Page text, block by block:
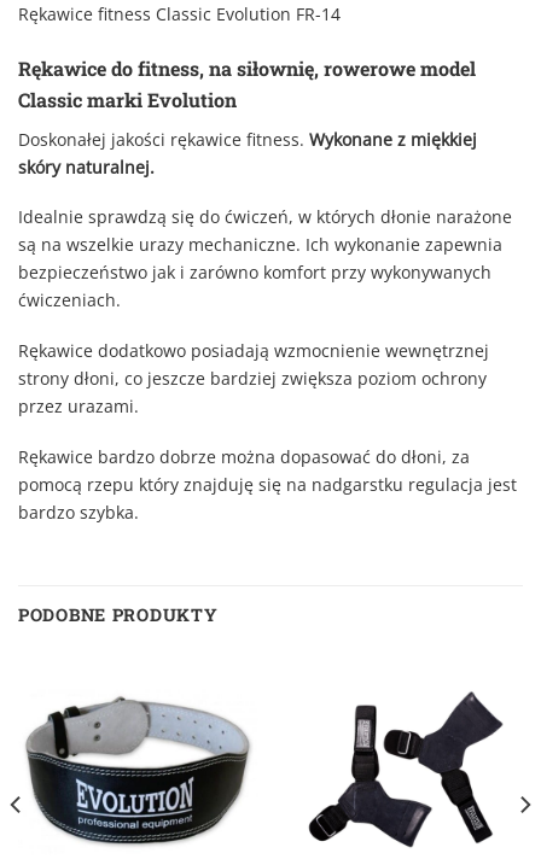
Rękawice fitness Classic Evolution FR-14
Rękawice do fitness, na siłownię, rowerowe model
Classic marki Evolution
Doskonałej jakości rękawice fitness. Wykonane z miękkiej
skóry naturalnej.
Idealnie sprawdzą się do ćwiczeń, w których dłonie narażone
są na wszelkie urazy mechaniczne. Ich wykonanie zapewnia
bezpieczeństwo jak i zarówno komfort przy wykonywanych
ćwiczeniach.
Rękawice dodatkowo posiadają wzmocnienie wewnętrznej
strony dłoni, co jeszcze bardziej zwiększa poziom ochrony
przez urazami.
Rękawice bardzo dobrze można dopasować do dłoni, za
pomocą rzepu który znajduję się na nadgarstku regulacja jest
bardzo szybka.
PODOBNE PRODUKTY